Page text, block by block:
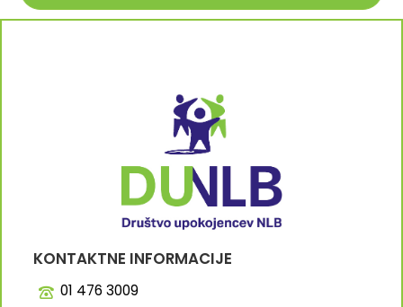
KONTAKTNE INFORMACIJE
01 476 3009